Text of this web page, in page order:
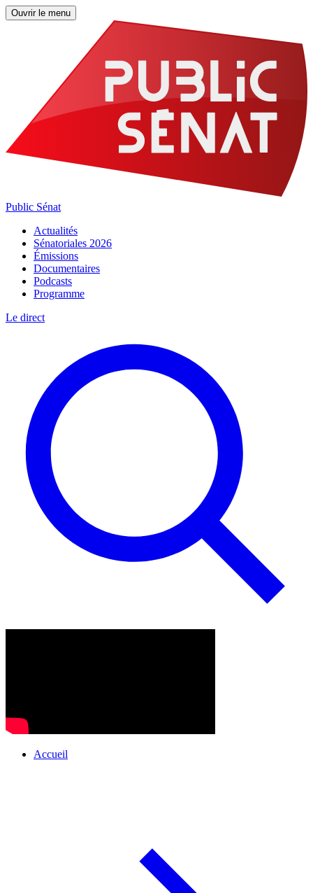
Ouvrir le menu
Public Sénat
Actualités
Sénatoriales 2026
Émissions
Documentaires
Podcasts
Programme
Le direct
Accueil